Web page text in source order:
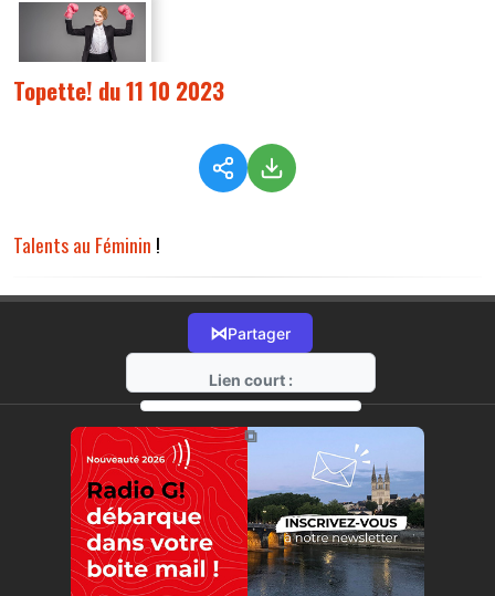
Topette! du 11 10 2023
Talents au Féminin !
⋈Partager
Lien court :
https://radio-g.fr?12858
⧉